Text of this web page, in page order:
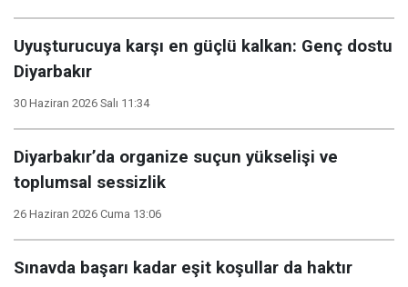
Uyuşturucuya karşı en güçlü kalkan: Genç dostu
Diyarbakır
30 Haziran 2026 Salı 11:34
Diyarbakır’da organize suçun yükselişi ve
toplumsal sessizlik
26 Haziran 2026 Cuma 13:06
Sınavda başarı kadar eşit koşullar da haktır